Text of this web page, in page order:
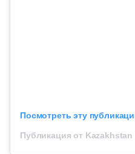
Посмотреть эту